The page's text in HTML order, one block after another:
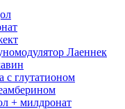
Лаеннек
с глутатионом
+ милдронат